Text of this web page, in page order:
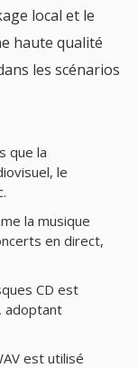
local et le
haute qualité
les scénarios
que la
le
la musique
en direct,
CD est
adoptant
est utilisé